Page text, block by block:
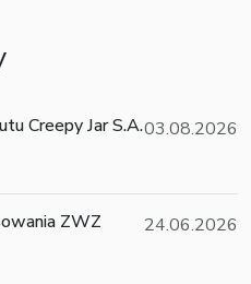
Creepy Jar S.A.03.08.2026
ZWZ
24.06.2026